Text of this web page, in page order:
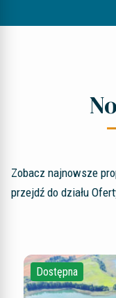
Zobacz najnowsze
przejdź do działu
Dostępna